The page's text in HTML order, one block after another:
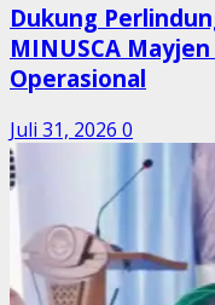
Dukung
MINUSCA
Operasional
Juli 31, 2026 0